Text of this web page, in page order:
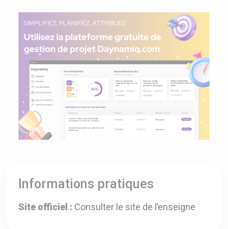
Informations pratiques
Site officiel : Consulter le site de l’enseigne